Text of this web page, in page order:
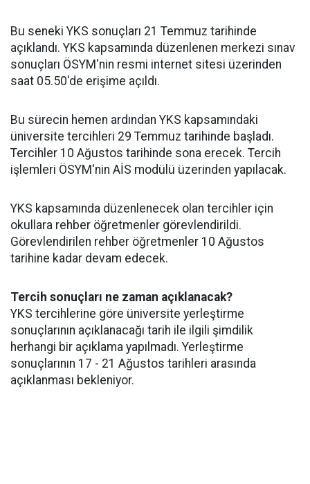
Bu seneki YKS sonuçları 21 Temmuz tarihinde
açıklandı. YKS kapsamında düzenlenen merkezi sınav
sonuçları ÖSYM'nin resmi internet sitesi üzerinden
saat 05.50'de erişime açıldı.
Bu sürecin hemen ardından YKS kapsamındaki
üniversite tercihleri 29 Temmuz tarihinde başladı.
Tercihler 10 Ağustos tarihinde sona erecek. Tercih
işlemleri ÖSYM'nin AİS modülü üzerinden yapılacak.
YKS kapsamında düzenlenecek olan tercihler için
okullara rehber öğretmenler görevlendirildi.
Görevlendirilen rehber öğretmenler 10 Ağustos
tarihine kadar devam edecek.
Tercih sonuçları ne zaman açıklanacak?
YKS tercihlerine göre üniversite yerleştirme
sonuçlarının açıklanacağı tarih ile ilgili şimdilik
herhangi bir açıklama yapılmadı. Yerleştirme
sonuçlarının 17 - 21 Ağustos tarihleri arasında
açıklanması bekleniyor.